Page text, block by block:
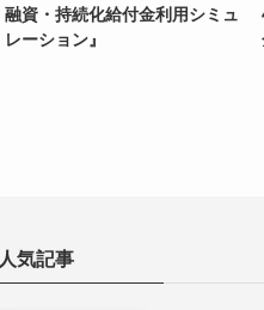
融資・持続化給付金利用シミュ
レーション』
人気記事